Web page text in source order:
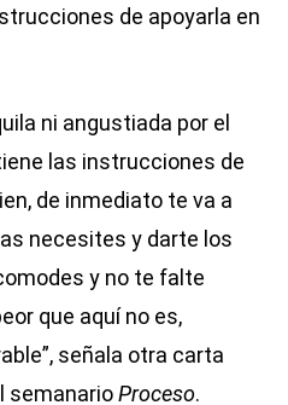
de apoyarla en
ni angustiada por el
las instrucciones de
de inmediato te va a
necesites y darte los
y no te falte
que aquí no es,
señala otra carta
semanarioProceso.